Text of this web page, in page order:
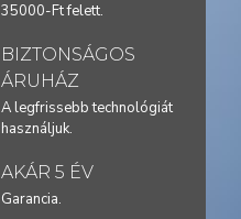
35000-Ft felett.
BIZTONSÁGOS
ÁRUHÁZ
A legfrissebb technológiát
használjuk.
AKÁR 5 ÉV
Garancia.